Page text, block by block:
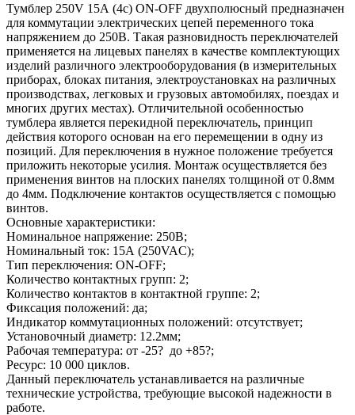
Тумблер 250V 15А (4c) ON-OFF двухполюсный предназначен
для коммутации электрических цепей переменного тока
напряжением до 250В. Такая разновидность переключателей
применяется на лицевых панелях в качестве комплектующих
изделий различного электрооборудования (в измерительных
приборах, блоках питания, электроустановках на различных
производствах, легковых и грузовых автомобилях, поездах и
многих других местах). Отличительной особенностью
тумблера является перекидной переключатель, принцип
действия которого основан на его перемещении в одну из
позиций. Для переключения в нужное положение требуется
приложить некоторые усилия. Монтаж осуществляется без
применения винтов на плоских панелях толщиной от 0.8мм
до 4мм. Подключение контактов осуществляется с помощью
винтов.
Основные характеристики:
Номинальное напряжение: 250В;
Номинальный ток: 15А (250VAC);
Тип переключения: ON-OFF;
Количество контактных групп: 2;
Количество контактов в контактной группе: 2;
Фиксация положений: да;
Индикатор коммутационных положений: отсутствует;
Установочный диаметр: 12.2мм;
Рабочая температура: от -25? до +85?;
Ресурс: 10 000 циклов.
Данный переключатель устанавливается на различные
технические устройства, требующие высокой надежности в
работе.